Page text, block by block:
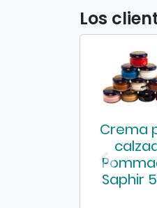
Los
Crema
Saphir